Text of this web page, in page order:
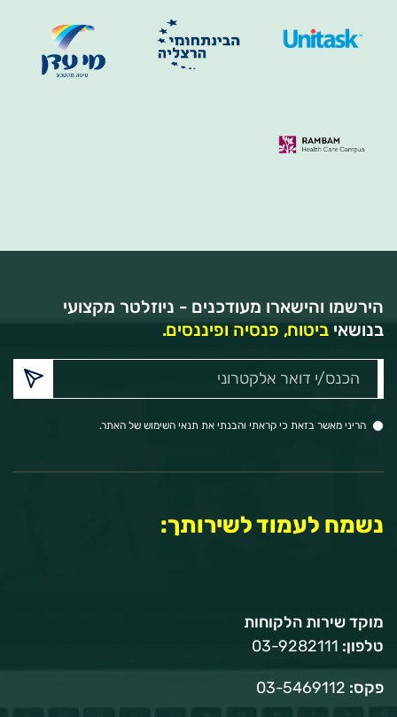
הירשמו והישארו מעודכנים - ניוזלטר מקצועי
בנושאי ביטוח, פנסיה ופיננסים.
הכנס/י
דואר
אלקטרוני:
הריני מאשר בזאת כי קראתי והבנתי את תנאי השימוש של האתר.
נשמח לעמוד לשירותך:
מוקד שירות הלקוחות
טלפון:
פקס: